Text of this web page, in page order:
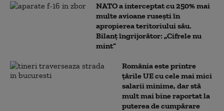
NATO a interceptat cu 250% mai
multe avioane rusești în
apropierea teritoriului său.
Bilanț îngrijorător: „Cifrele nu
mint”
România este printre
țările UE cu cele mai mici
salarii minime, dar stă
mult mai bine raportat la
puterea de cumpărare